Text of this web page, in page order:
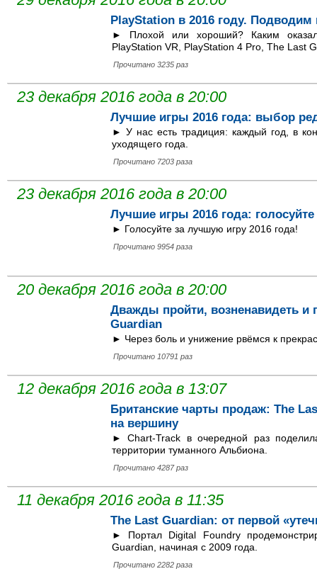
PlayStation в 2016 году. Подводим
► Плохой или хороший? Каким
PlayStation VR, PlayStation 4 Pro, The Last
Прочитано 3235 раз
23 декабря 2016 года в 20:00
Лучшие игры 2016 года: выбор
► У нас есть традиция: каждый год, в
уходящего года.
Прочитано 7203 раза
23 декабря 2016 года в 20:00
Лучшие игры 2016 года:
► Голосуйте за лучшую игру 2016 года!
Прочитано 9954 раза
20 декабря 2016 года в 20:00
Дважды пройти, возненавидеть и
Guardian
► Через боль и унижение рвёмся к
Прочитано 10791 раз
12 декабря 2016 года в 13:07
Британские чарты продаж: The
на вершину
► Chart-Track в очередной раз
территории туманного Альбиона.
Прочитано 4287 раз
11 декабря 2016 года в 11:35
The Last Guardian: от первой
► Портал Digital Foundry
Guardian, начиная с 2009 года.
Прочитано 2282 раза